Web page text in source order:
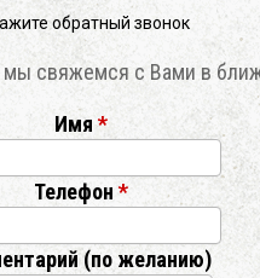
обратный звонок
мы свяжемся с Вами в
Имя *
Телефон *
(по желанию)